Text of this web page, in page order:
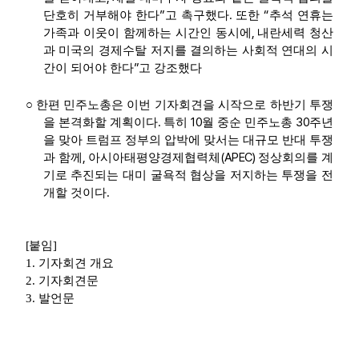
단호히 거부해야 한다”고 촉구했다. 또한“추석 연휴는
가족과 이웃이 함께하는 시간인 동시에 , 내란세력 청산
과 미국의 경제수탈 저지를 결의하는 사회적 연대의 시
간이 되어야 한다”고 강조했다
○ 한편 민주노총은 이번 기자회견을 시작으로 하반기 투쟁
을 본격화할 계획이다. 특히10월 중순 민주노총 30주년
을 맞아 트럼프 정부의 압박에 맞서는 대규모 반대 투쟁
과 함께 , 아시아태평양경제협력체 (APEC) 정상회의를 계
기로 추진되는 대미 굴욕적 협상을 저지하는 투쟁을 전
개할 것이다.
[붙임]
1. 기자회견 개요
2. 기자회견문
3. 발언문